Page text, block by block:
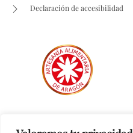
Declaración de accesibilidad